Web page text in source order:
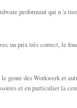
performant qui n 'a
un prix très correct, le
genre des Workwerk et
et en particulier la